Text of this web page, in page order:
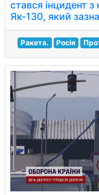
стався інцидент
Як-130, який
Ракета. Росія